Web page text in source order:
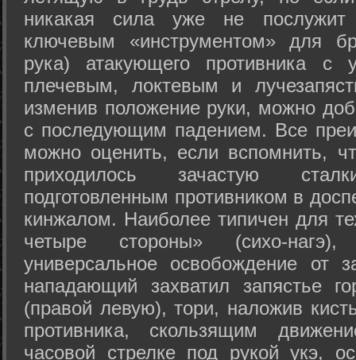
никакая сила уже не
ключевым «инструментом» для
рука) атакующего противника с
плечевым, локтевым и
изменив положение руки, можно
с последующим падением. Все
можно оценить, если вспомнить,
приходилось зачастую
подготовленным противником в
кинжалом. Наиболее типичен для
четыре стороны» (сихо-
универсальное освобождение от
нападающий захватил запястье
(правой левую), тори, наложив
противника, скользящим
часовой стрелке под рукой укэ,